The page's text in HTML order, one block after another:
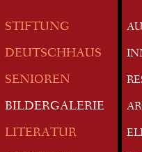
STIFTUNG
DEUTSCHHAUS
SENIOREN
BILDERGALERIE
LITERATUR